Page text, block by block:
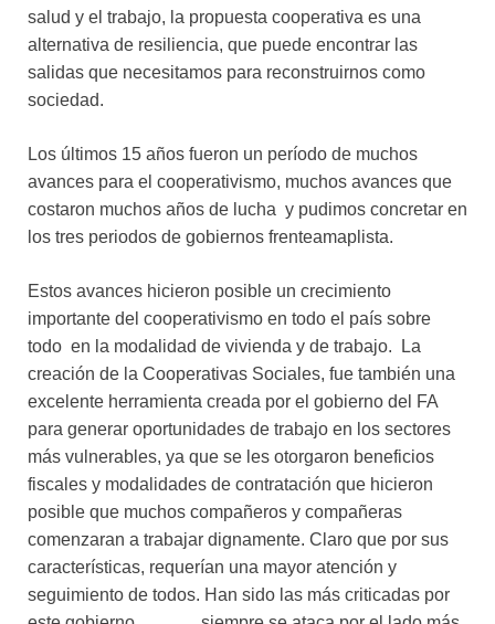
salud y el trabajo, la propuesta cooperativa es una
alternativa de resiliencia, que puede encontrar las
salidas que necesitamos para reconstruirnos como
sociedad.
Los últimos 15 años fueron un período de muchos
avances para el cooperativismo, muchos avances que
costaron muchos años de lucha y pudimos concretar en
los tres periodos de gobiernos frenteamaplista.
Estos avances hicieron posible un crecimiento
importante del cooperativismo en todo el país sobre
todo en la modalidad de vivienda y de trabajo. La
creación de la Cooperativas Sociales, fue también una
excelente herramienta creada por el gobierno del FA
para generar oportunidades de trabajo en los sectores
más vulnerables, ya que se les otorgaron beneficios
fiscales y modalidades de contratación que hicieron
posible que muchos compañeros y compañeras
comenzaran a trabajar dignamente. Claro que por sus
características, requerían una mayor atención y
seguimiento de todos. Han sido las más criticadas por